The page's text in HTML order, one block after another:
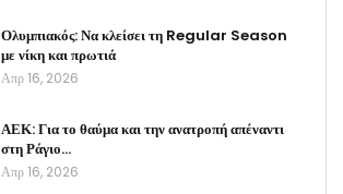
Ολυμπιακός: Να κλείσει τη Regular Season
με νίκη και πρωτιά
Απρ 16, 2026
ΑΕΚ: Για το θαύμα και την ανατροπή απέναντι
στη Ράγιο…
Απρ 16, 2026